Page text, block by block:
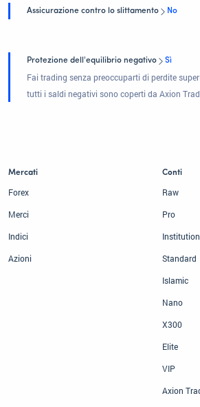
Assicurazione contro lo slittamento No
Protezione dell'equilibrio negativo Sì
Fai trading senza preoccuparti di perdite
tutti i saldi negativi sono coperti da Axion
Mercati
Forex
Merci
Indici
Azioni
Conti
Raw
Pro
Standard
Islamic
Nano
X300
Elite
VIP
Axion